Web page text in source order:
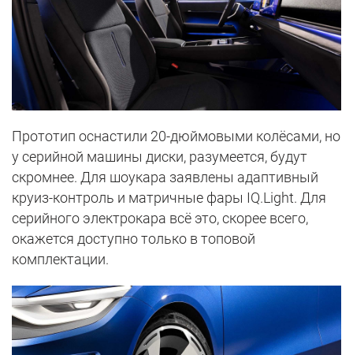
Прототип оснастили 20-дюймовыми колёсами, но
у серийной машины диски, разумеется, будут
скромнее. Для шоукара заявлены адаптивный
круиз-контроль и матричные фары IQ.Light. Для
серийного электрокара всё это, скорее всего,
окажется доступно только в топовой
комплектации.